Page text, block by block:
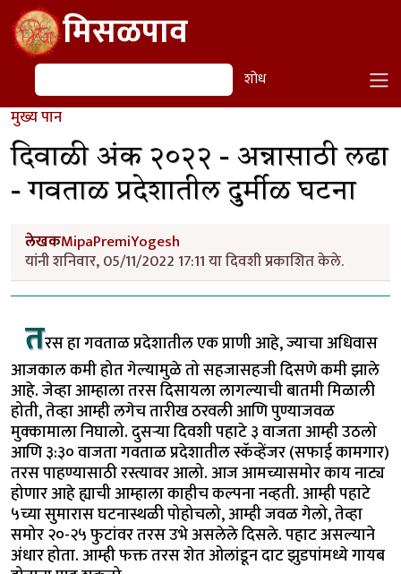
Skip to main contentमिसळपाव
शोध शोध
मुख्य पान
दिवाळी अंक २०२२ - अन्नासाठी लढा
- गवताळ प्रदेशातील दुर्मीळ घटना
लेखकMipaPremiYogesh
यांनी शनिवार, 05/11/2022 17:11 या दिवशी प्रकाशित केले.
तरस हा गवताळ प्रदेशातील एक प्राणी आहे, ज्याचा अधिवास
आजकाल कमी होत गेल्यामुळे तो सहजासहजी दिसणे कमी झाले
आहे. जेव्हा आम्हाला तरस दिसायला लागल्याची बातमी मिळाली
होती, तेव्हा आम्ही लगेच तारीख ठरवली आणि पुण्याजवळ
मुक्कामाला निघालो. दुसऱ्या दिवशी पहाटे ३ वाजता आम्ही उठलो
आणि ३:३० वाजता गवताळ प्रदेशातील स्कॅव्हेंजर (सफाई कामगार)
तरस पाहण्यासाठी रस्त्यावर आलो. आज आमच्यासमोर काय नाट्य
होणार आहे ह्याची आम्हाला काहीच कल्पना नव्हती. आम्ही पहाटे
५च्या सुमारास घटनास्थळी पोहोचलो, आम्ही जवळ गेलो, तेव्हा
समोर २०-२५ फुटांवर तरस उभे असलेले दिसले. पहाट असल्याने
अंधार होता. आम्ही फक्त तरस शेत ओलांडून दाट झुडपांमध्ये गायब